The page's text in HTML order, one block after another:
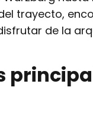
trayecto,
de la